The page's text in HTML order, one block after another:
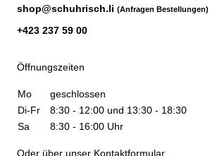
shop@schuhrisch.li (Anfragen Bestellungen)
+423 237 59 00
Öffnungszeiten
Mo
geschlossen
Di-Fr
8:30 - 12:00 und 13:30 - 18:30
Sa
8:30 - 16:00 Uhr
Oder über unser Kontaktformular.